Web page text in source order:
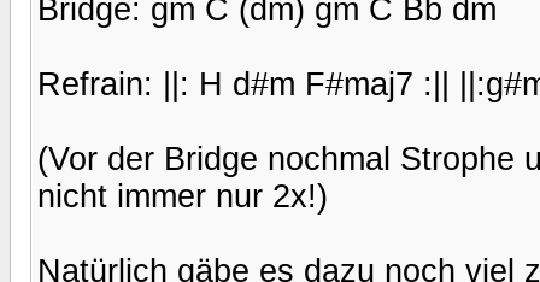
Bridge: gm C (dm) gm C Bb dm
Refrain: ||: H d#m F#maj7 :||
(Vor der Bridge nochmal Strophe
nicht immer nur 2x!)
Natürlich gäbe es dazu noch viel